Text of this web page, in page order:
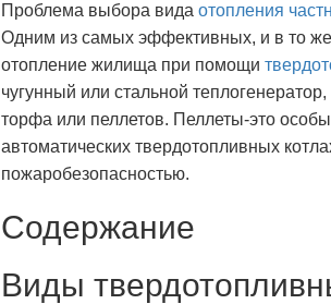
Проблема выбора вида отопления
Одним из самых эффективных, и в то
отопление жилища при помощи
чугунный или стальной
торфа или пеллетов. Пеллеты-это
автоматических твердотопливных
пожаробезопасностью.
Содержание
Виды